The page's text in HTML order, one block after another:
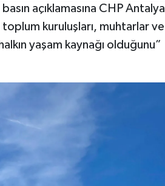
açıklamasına CHP Antalya
kuruluşları, muhtarlar ve
yaşam kaynağı olduğunu”